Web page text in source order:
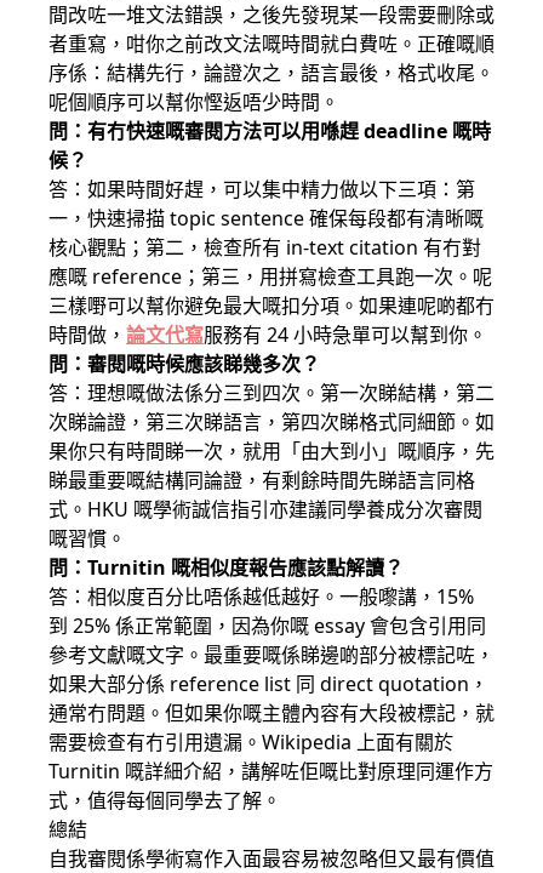
間改咗一堆文法錯誤，之後先發現某一段需要刪除或
者重寫，咁你之前改文法嘅時間就白費咗。正確嘅順
序係：結構先行，論證次之，語言最後，格式收尾。
呢個順序可以幫你慳返唔少時間。
問：有冇快速嘅審閱方法可以用喺趕 deadline 嘅時
候？
答：如果時間好趕，可以集中精力做以下三項：第
一，快速掃描 topic sentence 確保每段都有清晰嘅
核心觀點；第二，檢查所有 in-text citation 有冇對
應嘅 reference；第三，用拼寫檢查工具跑一次。呢
三樣嘢可以幫你避免最大嘅扣分項。如果連呢啲都冇
時間做， 論文代寫服務有 24 小時急單可以幫到你。
問：審閱嘅時候應該睇幾多次？
答：理想嘅做法係分三到四次。第一次睇結構，第二
次睇論證，第三次睇語言，第四次睇格式同細節。如
果你只有時間睇一次，就用「由大到小」嘅順序，先
睇最重要嘅結構同論證，有剩餘時間先睇語言同格
式。HKU 嘅學術誠信指引亦建議同學養成分次審閱
嘅習慣。
問：Turnitin 嘅相似度報告應該點解讀？
答：相似度百分比唔係越低越好。一般嚟講，15%
到 25% 係正常範圍，因為你嘅 essay 會包含引用同
參考文獻嘅文字。最重要嘅係睇邊啲部分被標記咗，
如果大部分係 reference list 同 direct quotation，
通常冇問題。但如果你嘅主體內容有大段被標記，就
需要檢查有冇引用遺漏。Wikipedia 上面有關於
Turnitin 嘅詳細介紹，講解咗佢嘅比對原理同運作方
式，值得每個同學去了解。
總結
自我審閱係學術寫作入面最容易被忽略但又最有價值